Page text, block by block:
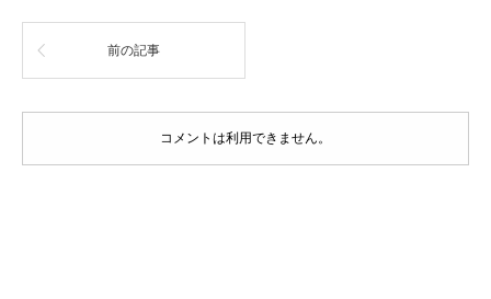
前の記事
コメントは利用できません。